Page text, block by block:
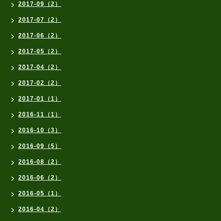
2017-09（2）
2017-07（2）
2017-06（2）
2017-05（2）
2017-04（2）
2017-02（2）
2017-01（1）
2016-11（1）
2016-10（3）
2016-09（5）
2016-08（2）
2016-06（2）
2016-05（1）
2016-04（2）